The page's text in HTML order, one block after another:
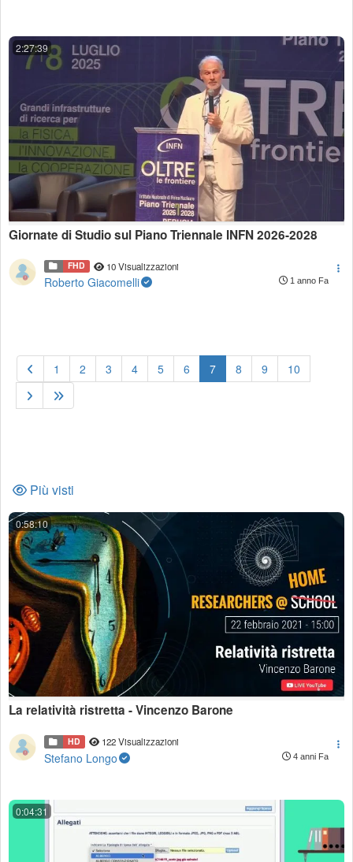
2:27:39
Giornate di Studio sul Piano Triennale INFN 2026-2028
FHD 10 Visualizzazioni
Roberto Giacomelli 1 anno Fa
1 2 3 4 5 6 7(current)
8 9 10
Più visti
0:58:10
La relatività ristretta - Vincenzo Barone
HD 122 Visualizzazioni
Stefano Longo 4 anni Fa
0:04:31